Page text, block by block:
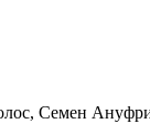
Семен